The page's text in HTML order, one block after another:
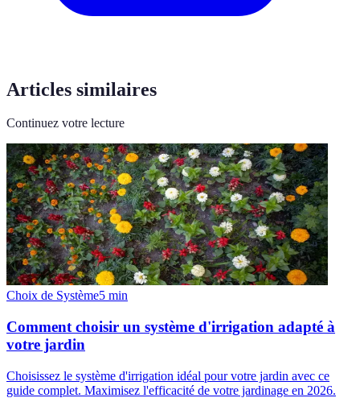
Articles similaires
Continuez votre lecture
Choix de Système5 min
Comment choisir un système d'irrigation adapté à
votre jardin
Choisissez le système d'irrigation idéal pour votre jardin avec ce
guide complet. Maximisez l'efficacité de votre jardinage en 2026.